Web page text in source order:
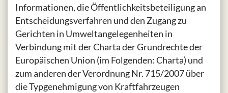
Informationen, die Öffentlichkeitsbeteiligung an
Entscheidungsverfahren und den Zugang zu
Gerichten in Umweltangelegenheiten in
Verbindung mit der Charta der Grundrechte der
Europäischen Union (im Folgenden: Charta) und
zum anderen der Verordnung Nr. 715/2007 über
die Typgenehmigung von Kraftfahrzeugen